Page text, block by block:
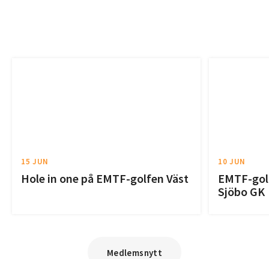
15 JUN
Hole in one på EMTF-golfen Väst
10 JUN
EMTF-
Sjöbo GK
Medlemsnytt